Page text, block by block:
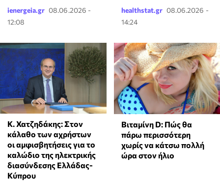
ienergeia.gr 08.06.2026 -
12:08
healthstat.gr 08.06.2026 -
14:24
Κ. Χατζηδάκης: Στον
κάλαθο των αχρήστων
οι αμφισβητήσεις για το
καλώδιο της ηλεκτρικής
διασύνδεσης Ελλάδας-
Κύπρου
Βιταμίνη D: Πώς θα
πάρω περισσότερη
χωρίς να κάτσω πολλή
ώρα στον ήλιο